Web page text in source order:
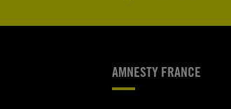
AMNESTY FRANCE